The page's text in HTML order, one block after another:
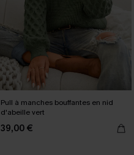
Pull à manches bouffantes en nid
d'abeille vert
39,00 €